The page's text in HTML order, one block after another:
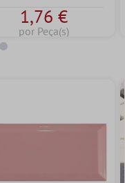
1,76 €
por Peça(s)